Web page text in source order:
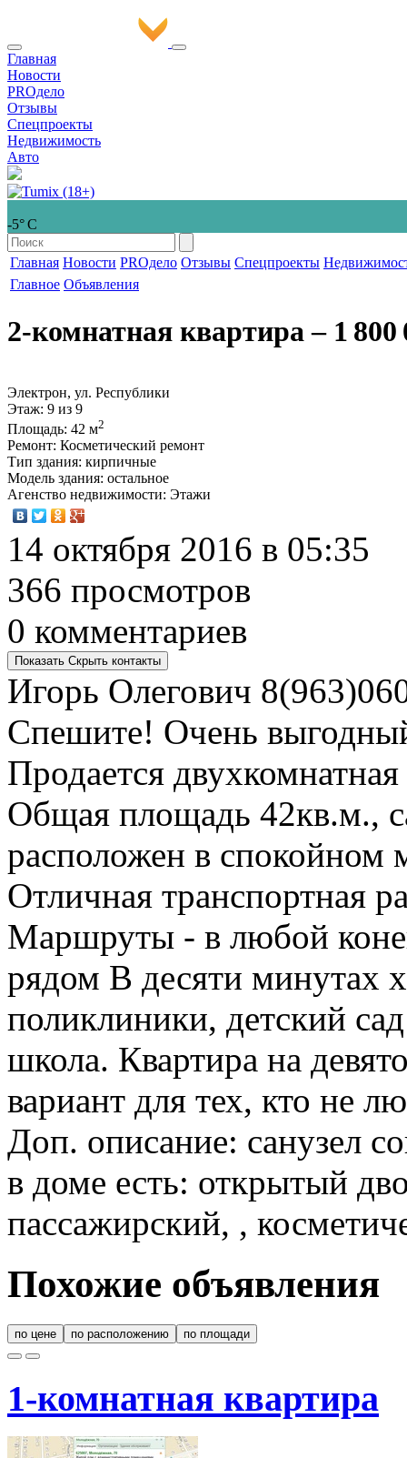
Главная
Новости
PROдело
Отзывы
Спецпроекты
Недвижимость
Авто
-5° С
Главная Новости PROдело Отзывы Спецпроекты
Главное Объявления
2-комнатная квартира‒ 1 800
Электрон, ул. Республики
Этаж: 9 из 9
Площадь: 42 м2
Ремонт: Косметический ремонт
Тип здания: кирпичные
Модель здания: остальное
Агенство недвижимости: Этажи
14 октября 2016 в 05:35
366 просмотров
0 комментариев
Показать Скрыть контакты
Игорь Олегович
Спешите! Очень
Продается
Общая площадь 42кв.м.,
расположен в спокойном
Отличная транспортная
Маршруты - в любой
рядом В десяти минутах
поликлиники, детский
школа. Квартира на
вариант для тех, кто не
Доп. описание: санузел
в доме есть: открытый
пассажирский, ,
Похожие объявления
по цене по расположению по площади
1-комнатная квартира